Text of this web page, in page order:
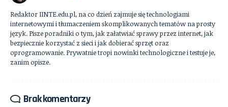
Redaktor IINTE.edu.pl, na co dzień zajmuje się technologiami
internetowymi i tłumaczeniem skomplikowanych tematów na prosty
język. Pisze poradniki o tym, jak załatwiać sprawy przez internet, jak
bezpiecznie korzystać z sieci i jak dobierać sprzęt oraz
oprogramowanie. Prywatnie tropi nowinki technologiczne i testuje je,
zanim opisze.
Brak komentarzy